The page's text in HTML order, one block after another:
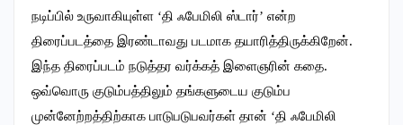
நடிப்பில் உருவாகியுள்ள ‘தி ஃபேமிலி ஸ்டார்’ என்ற
திரைப்படத்தை இரண்டாவது படமாக தயாரித்திருக்கிறேன்.
இந்த திரைப்படம் நடுத்தர வர்க்கத் இளைஞரின் கதை.
ஒவ்வொரு குடும்பத்திலும் தங்களுடைய குடும்ப
முன்னேற்றத்திற்காக பாடுபடுபவர்கள் தான் ‘தி ஃபேமிலி